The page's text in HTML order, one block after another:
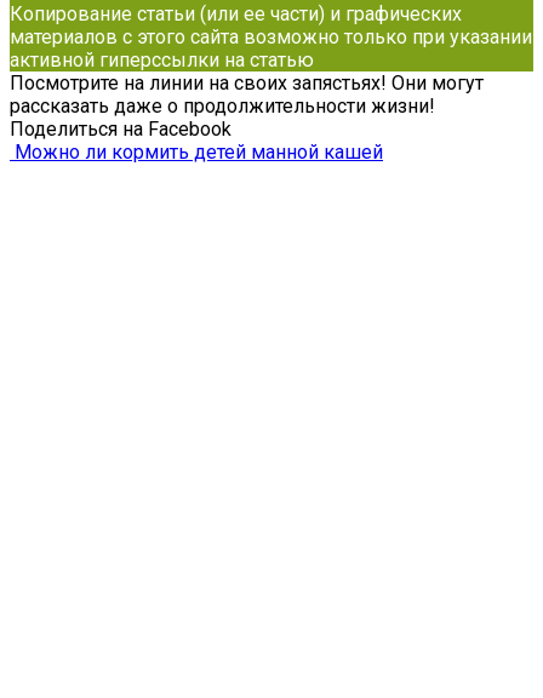
Копирование статьи (или ее части) и графических
материалов с этого сайта возможно только при указании
активной гиперссылки на статью
Посмотрите на линии на своих запястьях! Они могут
рассказать даже о продолжительности жизни!
Поделиться на Facebook
Можно ли кормить детей манной кашей